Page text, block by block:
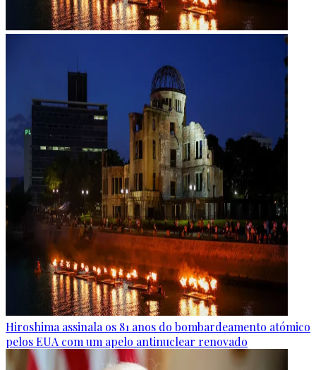
Hiroshima assinala os 81 anos do bombardeamento atómico
pelos EUA com um apelo antinuclear renovado